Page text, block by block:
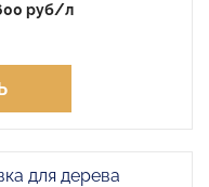
руб/л
для дерева